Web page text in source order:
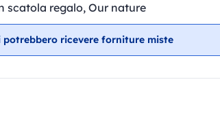
scatola regalo, Our nature
ricevere forniture miste